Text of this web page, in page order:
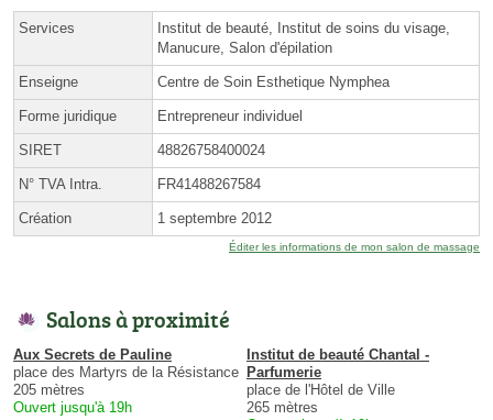
Services
Institut de beauté, Institut de soins du visage,
Manucure, Salon d'épilation
Enseigne Centre de Soin Esthetique Nymphea
Forme juridique Entrepreneur individuel
SIRET 48826758400024
N° TVA Intra. FR41488267584
Création 1 septembre 2012
Éditer les informations de mon salon de massage
Salons à proximité
Aux Secrets de Pauline
place des Martyrs de la Résistance
205 mètres
Ouvert jusqu'à 19h
Institut de beauté Chantal -
Parfumerie
place de l'Hôtel de Ville
265 mètres